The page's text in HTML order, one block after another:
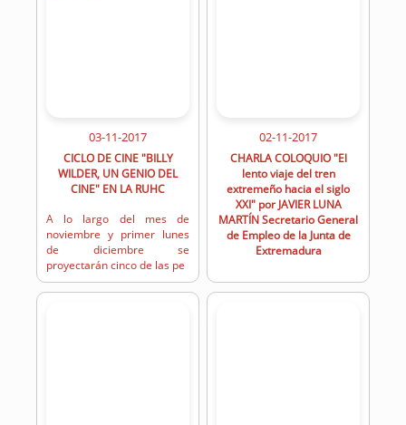
03-11-2017
CICLO DE CINE "BILLY
WILDER, UN GENIO DEL
CINE" EN LA RUHC
A lo largo del mes de
noviembre y primer lunes
de diciembre se
proyectarán cinco de las pe
02-11-2017
CHARLA COLOQUIO "El
lento viaje del tren
extremeño hacia el siglo
XXI" por JAVIER LUNA
MARTÍN Secretario General
de Empleo de la Junta de
Extremadura